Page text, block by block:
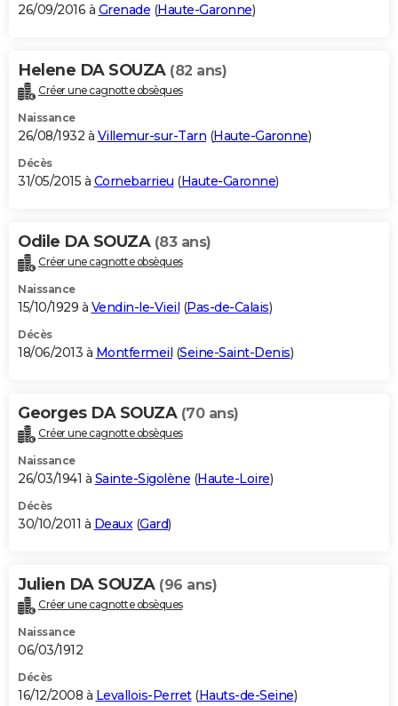
26/09/2016 à Grenade (Haute-Garonne)
Helene DA SOUZA (82 ans)
Créer une cagnotte obsèques
Naissance
26/08/1932 à Villemur-sur-Tarn (Haute-Garonne)
Décès
31/05/2015 à Cornebarrieu (Haute-Garonne)
Odile DA SOUZA (83 ans)
Créer une cagnotte obsèques
Naissance
15/10/1929 à Vendin-le-Vieil (Pas-de-Calais)
Décès
18/06/2013 à Montfermeil (Seine-Saint-Denis)
Georges DA SOUZA (70 ans)
Créer une cagnotte obsèques
Naissance
26/03/1941 à Sainte-Sigolène (Haute-Loire)
Décès
30/10/2011 à Deaux(Gard)
Julien DA SOUZA (96 ans)
Créer une cagnotte obsèques
Naissance
06/03/1912
Décès
16/12/2008 à Levallois-Perret(Hauts-de-Seine)